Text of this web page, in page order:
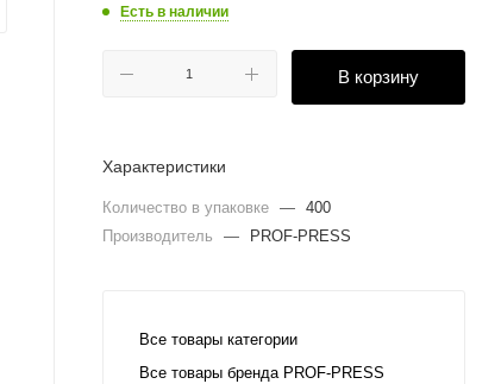
Есть в наличии
В корзину
Характеристики
Количество в упаковке — 400
Производитель
— PROF-PRESS
Все товары категории
Все товары бренда PROF-PRESS